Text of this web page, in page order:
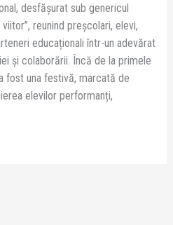
desfășurat sub genericul
reunind preșcolari, elevi,
educaționali într-un adevărat
și colaborării. Încă de la primele
fost una festivă, marcată de
elevilor performanți,